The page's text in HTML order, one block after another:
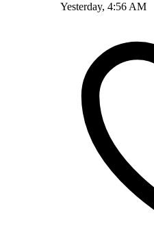
Yesterday, 4:56 AM